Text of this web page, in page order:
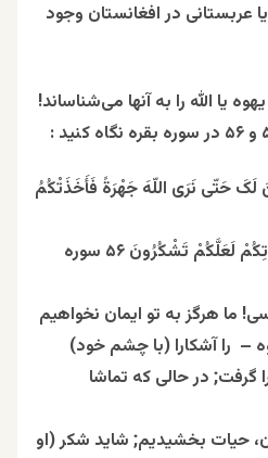
عربستانی در افغانستان وجود
یا الله را به آنها می‌شناساند!
لَکَ حَتّى نَرَى اللّهَ جَهْرَةً فَأَخَذَتْکُمُ
ثُمَّ بَعَثْناکُمْ مِنْ بَعْدِ مَوْتِکُمْ لَعَلَّکُمْ تَشْکُرُونَ ۵۶ سوره
ما هرگز به تو ایمان نخواهیم
– را آشکارا (با چشم خود)
گرفت; در حالى که تماشا
حیات بخشیدیم; شاید شکر (او